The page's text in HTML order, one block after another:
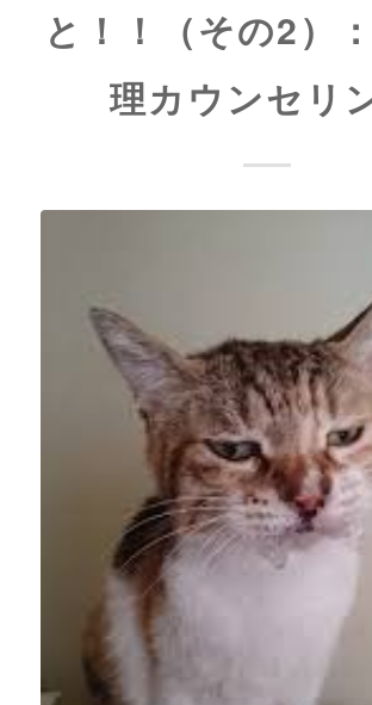
と！！（その2）
理カウンセリ